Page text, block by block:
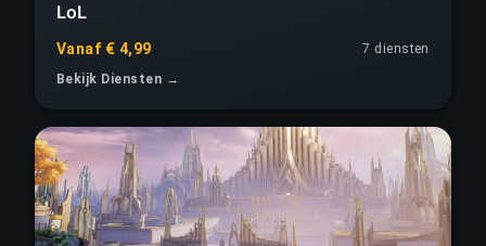
LoL
Vanaf € 4,99
7 diensten
Bekijk Diensten →